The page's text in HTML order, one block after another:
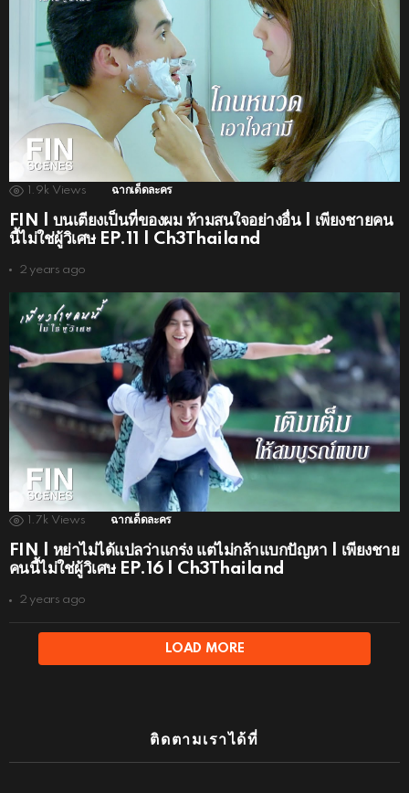
1.9k Views ฉากเด็ดละคร
FIN | บนเตียงเป็นที่ของผม ห้ามสนใจอย่างอื่น | เพียงชายคน
นี้ไม่ใช่ผู้วิเศษ EP.11 | Ch3Thailand
2 years ago
1.7k Views ฉากเด็ดละคร
FIN | หย่าไม่ได้แปลว่าแกร่ง แต่ไม่กล้าแบกปัญหา | เพียงชาย
คนนี้ไม่ใช่ผู้วิเศษ EP.16 | Ch3Thailand
2 years ago
LOAD MORE
ติดตามเราได้ที่